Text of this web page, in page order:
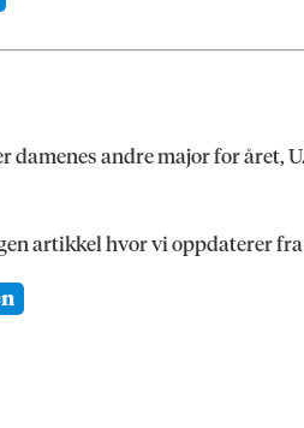
damenes andre major for året,
artikkel hvor vi oppdaterer